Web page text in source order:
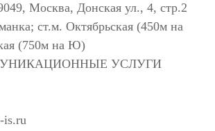
Москва, Донская ул., 4, стр.2
ст.м. Октябрьская (450м на
(750м на Ю)
УСЛУГИ
is.ru